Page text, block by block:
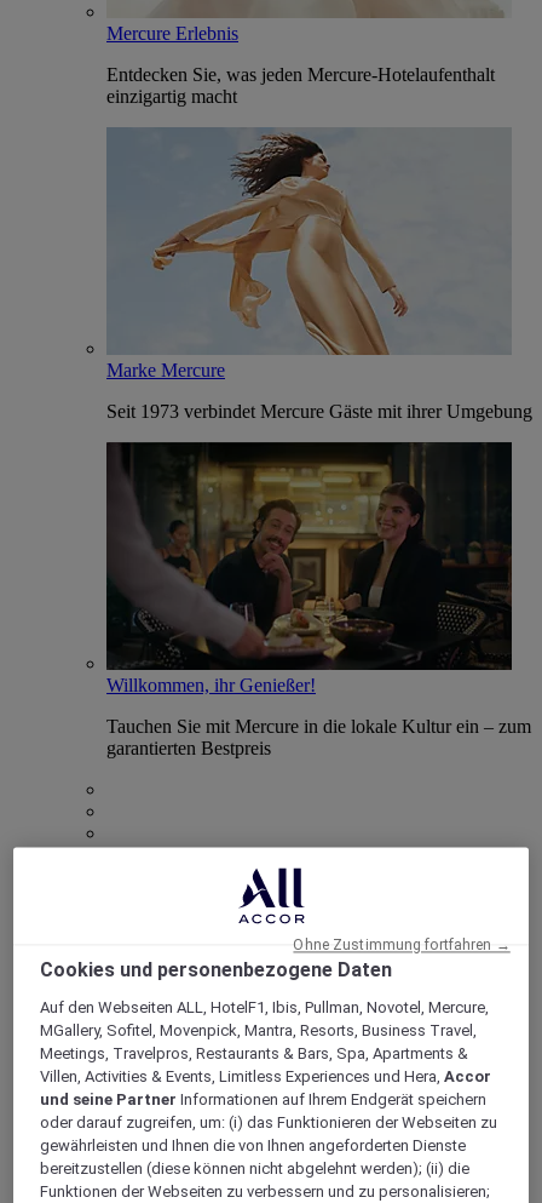
Mercure Erlebnis
Entdecken Sie, was jeden Mercure-Hotelaufenthalt
einzigartig macht
Marke Mercure
Seit 1973 verbindet Mercure Gäste mit ihrer Umgebung
Willkommen, ihr Genießer!
Tauchen Sie mit Mercure in die lokale Kultur ein – zum
garantierten Bestpreis
Entdecke das Programm
ALL Accor+ Abonnements
Cookies und personenbezogene Daten
Auf den Webseiten ALL, HotelF1, Ibis, Pullman, Novotel, Mercure,
MGallery, Sofitel, Movenpick, Mantra, Resorts, Business Travel,
Meetings, Travelpros, Restaurants & Bars, Spa, Apartments &
Villen, Activities & Events, Limitless Experiences und Hera,Accor
und seine Partner Informationen auf Ihrem Endgerät speichern
oder darauf zugreifen, um: (i) das Funktionieren der Webseiten zu
gewährleisten und Ihnen die von Ihnen angeforderten Dienste
bereitzustellen (diese können nicht abgelehnt werden); (ii) die
Funktionen der Webseiten zu verbessern und zu personalisieren;
Ohne Zustimmung fortfahren →